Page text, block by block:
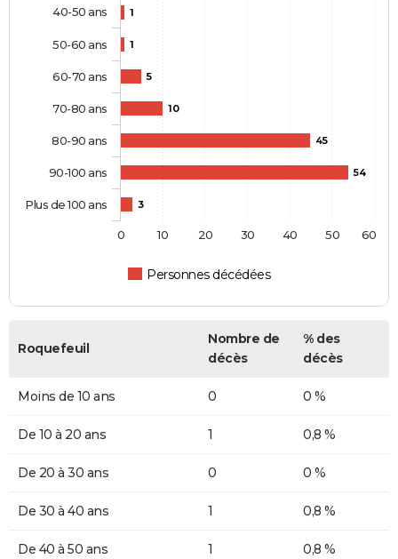
1
1
5
10
45
54
3
Personnes décédées
40-50 ans
50-60 ans
60-70 ans
70-80 ans
80-90 ans
90-100 ans
Plus de 100 ans
0 10 20 30 40 50 60
Roquefeuil
Nombre de
décès
% des
décès
Moins de 10 ans 0 0 %
De 10 à 20 ans 1 0,8 %
De 20 à 30 ans 0 0 %
De 30 à 40 ans 1 0,8 %
De 40 à 50 ans 1 0,8 %